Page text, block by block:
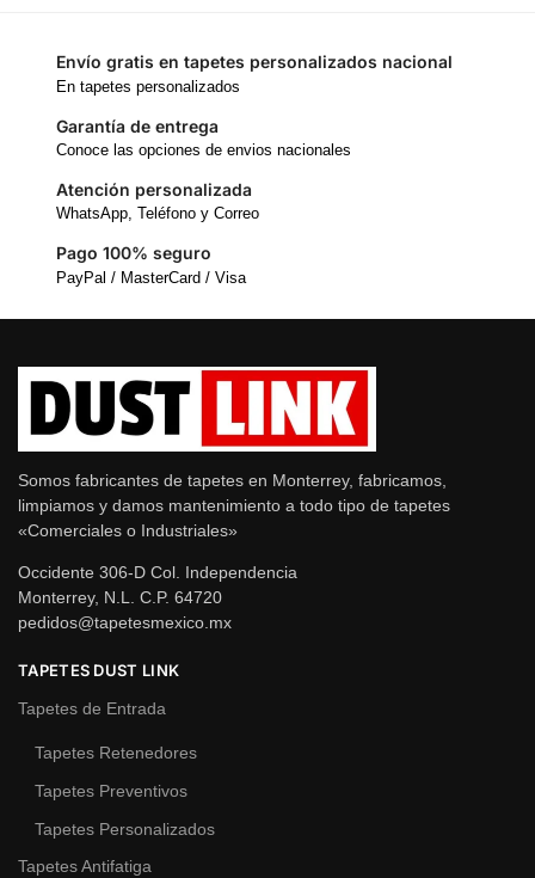
Envío gratis en tapetes personalizados nacional
En tapetes personalizados
Garantía de entrega
Conoce las opciones de envios nacionales
Atención personalizada
WhatsApp, Teléfono y Correo
Pago 100% seguro
PayPal / MasterCard / Visa
Somos fabricantes de tapetes en Monterrey, fabricamos,
limpiamos y damos mantenimiento a todo tipo de tapetes
«Comerciales o Industriales»
Occidente 306-D Col. Independencia
Monterrey, N.L. C.P. 64720
pedidos@tapetesmexico.mx
TAPETES DUST LINK
Tapetes de Entrada
Tapetes Retenedores
Tapetes Preventivos
Tapetes Personalizados
Tapetes Antifatiga